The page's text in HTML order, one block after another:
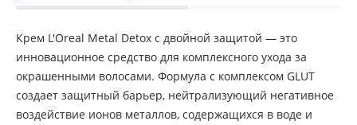
Крем L'Oreal Metal Detox с двойной защитой — это
инновационное средство для комплексного ухода за
окрашенными волосами. Формула с комплексом GLUT
создает защитный барьер, нейтрализующий негативное
воздействие ионов металлов, содержащихся в воде и